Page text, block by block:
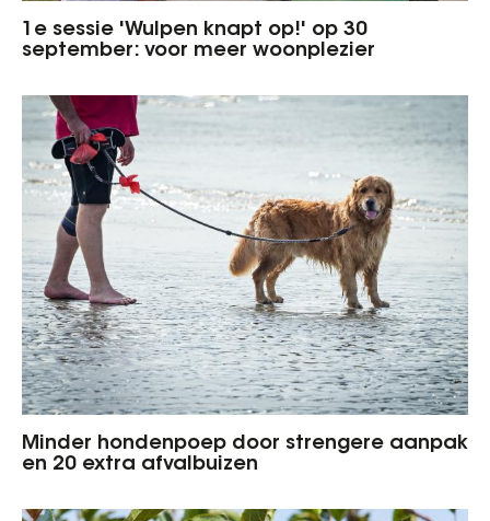
1e sessie 'Wulpen knapt op!' op 30
september: voor meer woonplezier
Minder hondenpoep door strengere aanpak
en 20 extra afvalbuizen